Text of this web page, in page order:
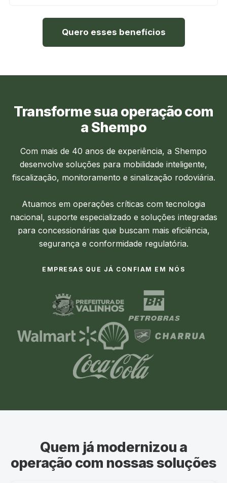
Quero esses benefícios
Transforme sua operação com
a Shempo
Com mais de 40 anos de experiência, a Shempo
desenvolve soluções para mobilidade inteligente,
fiscalização, monitoramento e sinalização rodoviária.
Atuamos em operações críticas com tecnologia
nacional, suporte especializado e soluções integradas
para concessionárias que buscam mais eficiência,
segurança e conformidade regulatória.
EMPRESAS QUE JÁ CONFIAM EM NÓS
Quem já modernizou a
operação com nossas soluções